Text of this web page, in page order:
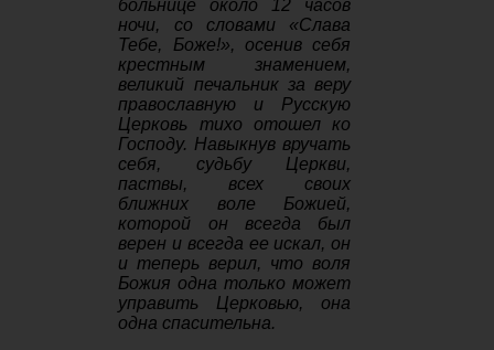
больнице около 12 часов
ночи, со словами «Слава
Тебе, Боже!», осенив себя
крестным знамением,
великий печальник за веру
православную и Русскую
Церковь тихо отошел ко
Господу. Навыкнув вручать
себя, судьбу Церкви,
паствы, всех своих
ближних воле Божией,
которой он всегда был
верен и всегда ее искал, он
и теперь верил, что воля
Божия одна только может
управить Церковью, она
одна спасительна.